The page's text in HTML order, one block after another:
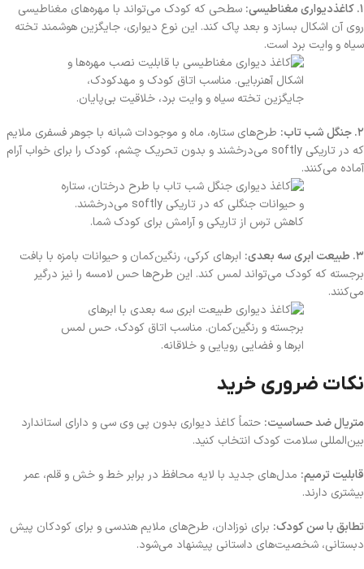
۱. کاغذدیواری مغناطیسی:
سطحی که کودک می‌تواند با مهره‌های مغناطیسی
روی آن اشکال بسازد و بعد پاک کند. این نوع دیواری، جایگزین هوشمند تخته
سیاه و وایت برد است.
۲. جنگل شب تاب:
طرح‌های ستاره، ماه و موجودات شبانه با جوهر فسفری ملایم
که در تاریکی softly می‌درخشند و بدون تحریک چشم، کودک را برای خواب آرام
آماده می‌کنند.
۳. طبیعت ابری سه بعدی:
ابرهای کرکی، رنگین‌کمان و حیوانات بامزه با بافت
برجسته که کودک می‌تواند لمس کند. این طرح‌ها حس لامسه را نیز درگیر
می‌کنند.
نکات ضروری خرید
متریال ضد حساسیت: حتماً کاغذ دیواری بدون پی وی سی و دارای استاندارد
بین‌المللی سلامت کودک انتخاب کنید.
قابلیت ترمیم: مدل‌های جدید با لایه محافظ در برابر خط و خش و قلم، عمر
بیشتری دارند.
تطابق با سن کودک: برای نوزادان، طرح‌های ملایم هندسی و برای کودکان پیش
دبستانی، شخصیت‌های داستانی پیشنهاد می‌شود.